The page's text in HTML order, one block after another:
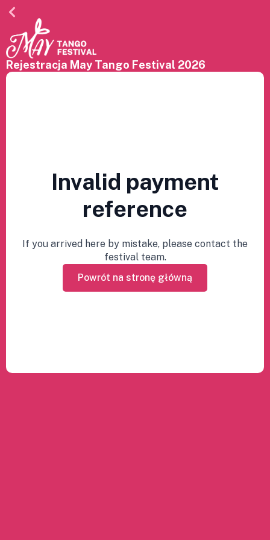
Rejestracja May Tango Festival 2026
Invalid payment
reference
If you arrived here by mistake, please contact the
festival team.
Powrót na stronę główną